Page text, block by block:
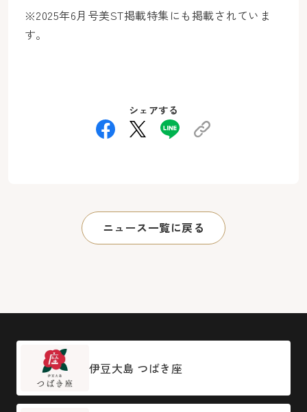
※2025年6月号美ST掲載特集にも掲載されていま
す。
シェアする
ニュース一覧に戻る
伊豆大島 つばき座